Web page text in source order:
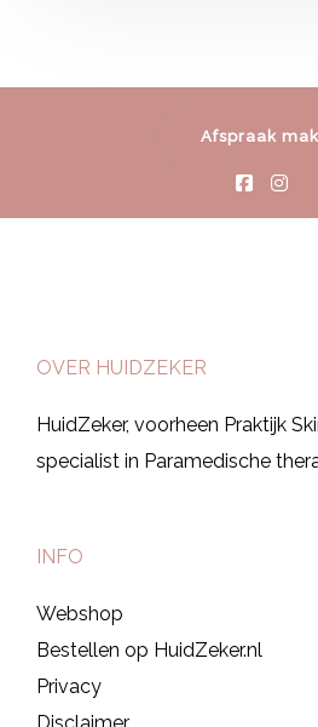
Afspraak
OVER HUIDZEKER
HuidZeker, voorheen Praktijk
specialist in Paramedische
INFO
Webshop
Bestellen op HuidZeker.nl
Privacy